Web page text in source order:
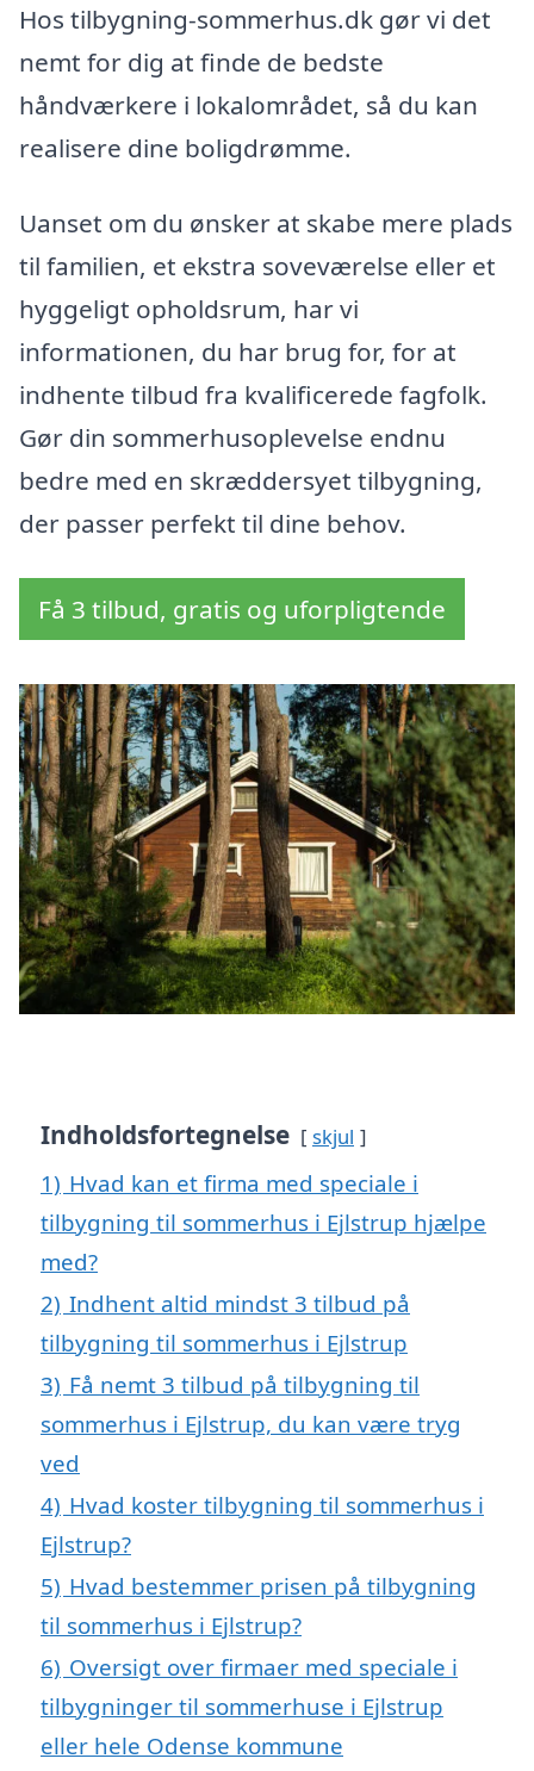
Hos tilbygning-sommerhus.dk gør vi det
nemt for dig at finde de bedste
håndværkere i lokalområdet, så du kan
realisere dine boligdrømme.
Uanset om du ønsker at skabe mere plads
til familien, et ekstra soveværelse eller et
hyggeligt opholdsrum, har vi
informationen, du har brug for, for at
indhente tilbud fra kvalificerede fagfolk.
Gør din sommerhusoplevelse endnu
bedre med en skræddersyet tilbygning,
der passer perfekt til dine behov.
Få 3 tilbud, gratis og uforpligtende
Indholdsfortegnelse skjul
1) Hvad kan et firma med speciale i
tilbygning til sommerhus i Ejlstrup hjælpe
med?
2) Indhent altid mindst 3 tilbud på
tilbygning til sommerhus i Ejlstrup
3) Få nemt 3 tilbud på tilbygning til
sommerhus i Ejlstrup, du kan være tryg
ved
4) Hvad koster tilbygning til sommerhus i
Ejlstrup?
5) Hvad bestemmer prisen på tilbygning
til sommerhus i Ejlstrup?
6) Oversigt over firmaer med speciale i
tilbygninger til sommerhuse i Ejlstrup
eller hele Odense kommune